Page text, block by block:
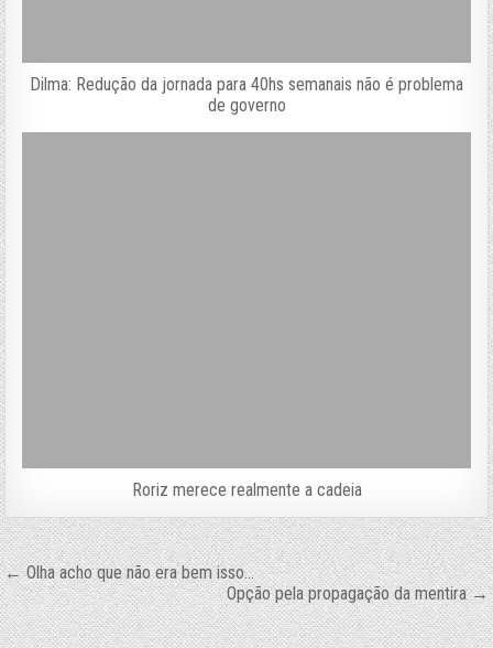
Dilma: Redução da jornada para 40hs semanais não é problema
de governo
Roriz merece realmente a cadeia
Navegação
de
← Olha acho que não era bem isso…
Opção pela propagação da mentira →